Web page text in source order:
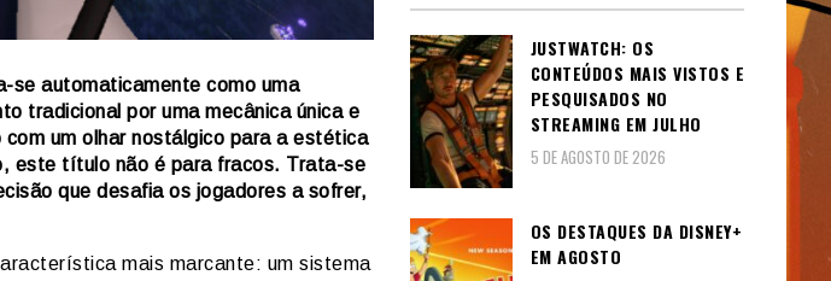
se automaticamente como uma
tradicional por uma mecânica única e
um olhar nostálgico para a estética
este título não é para fracos. Trata-se
que desafia os jogadores a sofrer,
mais marcante: um sistema
JUSTWATCH: OS
CONTEÚDOS MAIS VISTOS E
PESQUISADOS NO
STREAMING EM JULHO
5 DE AGOSTO DE 2026
OS DESTAQUES DA DISNEY+
EM AGOSTO